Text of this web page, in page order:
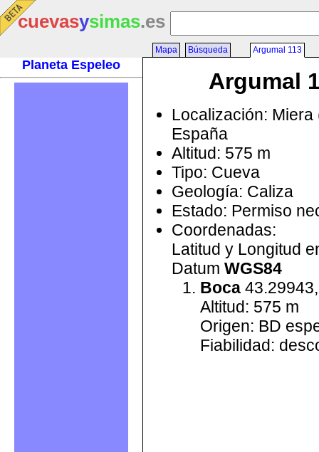
cuevasysimas.es
Planeta Espeleo
Mapa Búsqueda Argumal 113
Argumal
Localización: Miera
España
Altitud: 575 m
Tipo: Cueva
Geología: Caliza
Estado: Permiso
Coordenadas:
Latitud y Longitud
Datum WGS84
Boca
Altitud: 575 m
Origen: BD
Fiabilidad: